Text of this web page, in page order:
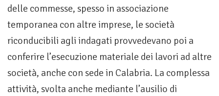
delle commesse, spesso in associazione
temporanea con altre imprese, le società
riconducibili agli indagati provvedevano poi a
conferire l’esecuzione materiale dei lavori ad altre
società, anche con sede in Calabria. La complessa
attività, svolta anche mediante l’ausilio di